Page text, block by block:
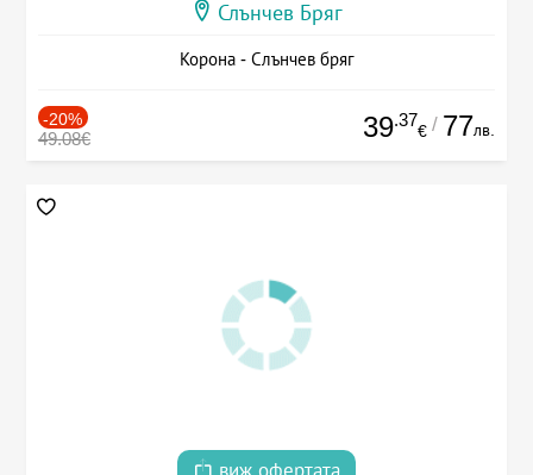
Слънчев Бряг
Корона - Слънчев бряг
-20%
49.08€ 39.37
€ / 77лв.
виж офертата